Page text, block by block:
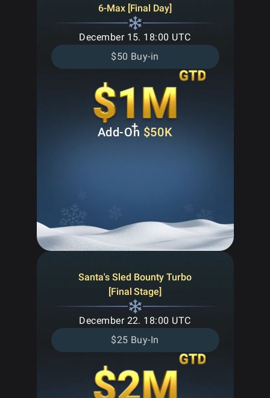
6-Max [Final Day]
December 15. 18:00 UTC
$50 Buy-in
+
Add-On $50K
Santa's Sled Bounty Turbo
[Final Stage]
December 22. 18:00 UTC
$25 Buy-In